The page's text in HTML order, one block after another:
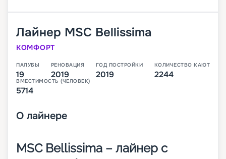
Лайнер MSC Bellissima
КОМФОРТ
ПАЛУБЫ
19
РЕНОВАЦИЯ
2019
ГОД ПОСТРОЙКИ
2019
КОЛИЧЕСТВО КАЮТ
2244
ВМЕСТИМОСТЬ (ЧЕЛОВЕК)
5714
О лайнере
MSC Bellissima – лайнер с